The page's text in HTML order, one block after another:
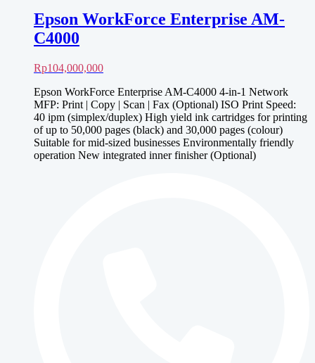
Epson WorkForce Enterprise AM-
C4000
Rp104,000,000
Epson WorkForce Enterprise AM-C4000 4-in-1 Network
MFP: Print | Copy | Scan | Fax (Optional) ISO Print Speed:
40 ipm (simplex/duplex) High yield ink cartridges for printing
of up to 50,000 pages (black) and 30,000 pages (colour)
Suitable for mid-sized businesses Environmentally friendly
operation New integrated inner finisher (Optional)